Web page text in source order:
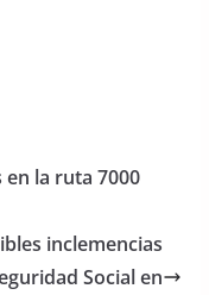
la ruta 7000
inclemencias
Social en